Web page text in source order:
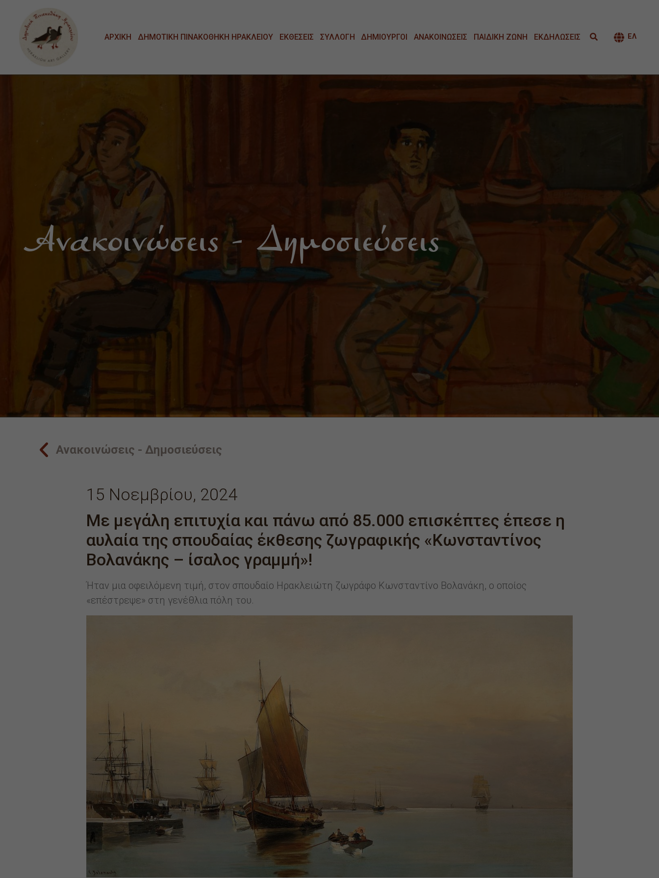
ΑΡΧΙΚΗ ΔΗΜΟΤΙΚΗ ΠΙΝΑΚΟΘΗΚΗ ΗΡΑΚΛΕΙΟΥ ΕΚΘΕΣΕΙΣ ΣΥΛΛΟΓΗ ΔΗΜΙΟΥΡΓΟΙ ΑΝΑΚΟΙΝΩΣΕΙΣ ΠΑΙΔΙΚΗ ΖΩΝΗ ΕΚΔΗΛΩΣΕΙΣ ΕΛ
Ανακοινώσεις - Δημοσιεύσεις
Ανακοινώσεις - Δημοσιεύσεις
15 Νοεμβρίου, 2024
Με μεγάλη επιτυχία και πάνω από 85.000 επισκέπτες έπεσε η
αυλαία της σπουδαίας έκθεσης ζωγραφικής «Κωνσταντίνος
Βολανάκης – ίσαλος γραμμή»!
Ήταν μια οφειλόμενη τιμή, στον σπουδαίο Ηρακλειώτη ζωγράφο Κωνσταντίνο Βολανάκη, ο οποίος
«επέστρεψε» στη γενέθλια πόλη του.